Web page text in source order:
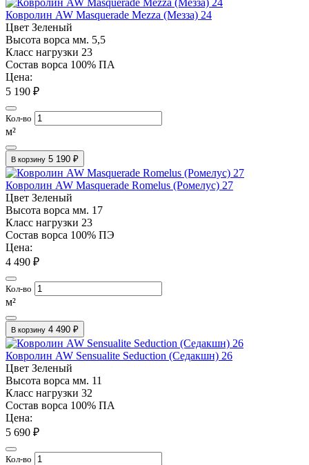
Ковролин AW Masquerade Mezza (Мезза) 24
Цвет Зеленый
Высота ворса мм. 5,5
Класс нагрузки 23
Состав ворса 100% ПА
Цена:
5 190 ₽
Кол-во
м²
В корзину 5 190 ₽
Ковролин AW Masquerade Romelus (Ромелус) 27
Цвет Зеленый
Высота ворса мм. 17
Класс нагрузки 23
Состав ворса 100% ПЭ
Цена:
4 490 ₽
Кол-во
м²
В корзину 4 490 ₽
Ковролин AW Sensualite Seduction (Седакшн) 26
Цвет Зеленый
Высота ворса мм. 11
Класс нагрузки 32
Состав ворса 100% ПА
Цена:
5 690 ₽
Кол-во